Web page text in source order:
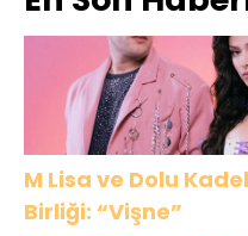
M Lisa ve Dolu
Birliği: “Vişne”